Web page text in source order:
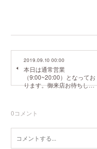
2019.09.10 00:00
本日は通常営業
（9:00~20:00）となってお
ります。御来店お待ちし…
0コメント